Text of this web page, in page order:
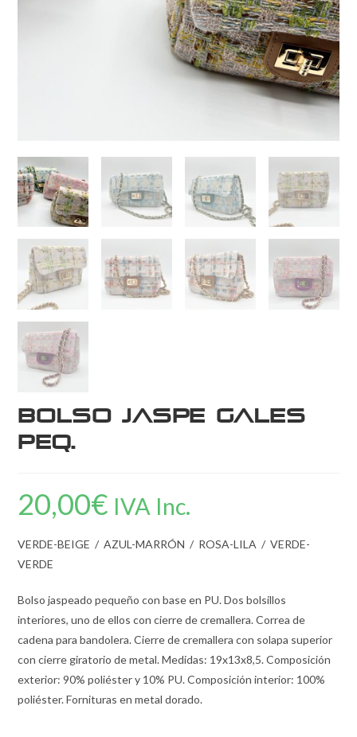
Bolso Jaspe Gales
Peq.
20,00€ IVA Inc.
VERDE-BEIGE / AZUL-MARRÓN / ROSA-LILA / VERDE-
VERDE
Bolso jaspeado pequeño con base en PU. Dos bolsillos
interiores, uno de ellos con cierre de cremallera. Correa de
cadena para bandolera. Cierre de cremallera con solapa superior
con cierre giratorio de metal. Medidas: 19x13x8,5. Composición
exterior: 90% poliéster y 10% PU. Composición interior: 100%
poliéster. Fornituras en metal dorado.